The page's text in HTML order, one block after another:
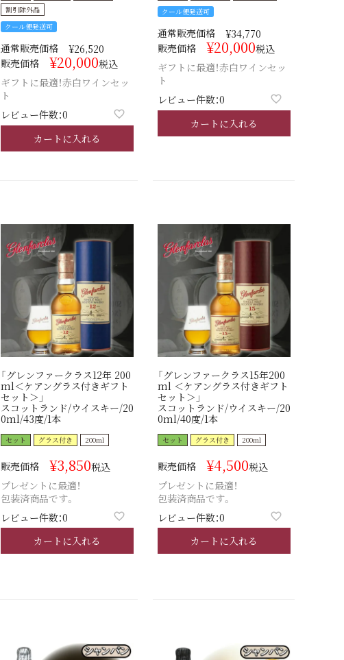
割引除外品
クール便発送可
通常販売価格 ¥26,520
販売価格
¥20,000税込
ギフトに最適！赤白ワインセッ
ト
レビュー件数：0
カートに入れる
クール便発送可
通常販売価格 ¥34,770
販売価格
¥20,000税込
ギフトに最適！赤白ワインセッ
ト
レビュー件数：0
カートに入れる
「グレンファークラス12年 200
ml＜ケアングラス付きギフト
セット＞」
スコットランド/ウイスキー/20
0ml/43度/1本
セット グラス付き 200ml
販売価格 ¥3,850税込
プレゼントに最適！
包装済商品です。
レビュー件数：0
カートに入れる
「グレンファークラス15年200
ml ＜ケアングラス付きギフト
セット＞」
スコットランド/ウイスキー/20
0ml/40度/1本
セット グラス付き 200ml
販売価格 ¥4,500税込
プレゼントに最適！
包装済商品です。
レビュー件数：0
カートに入れる